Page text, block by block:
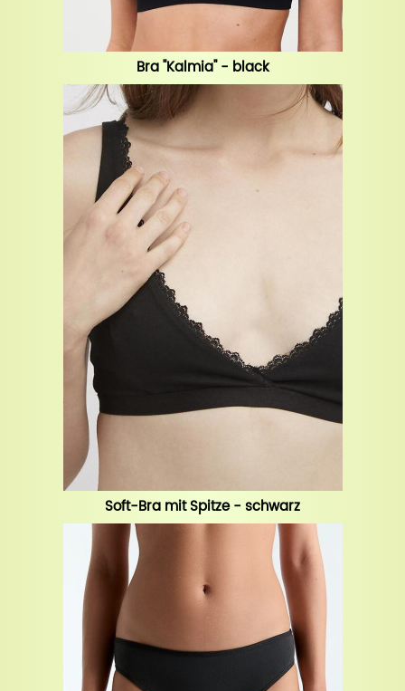
Bra "Kalmia" - black
Soft-Bra mit Spitze - schwarz